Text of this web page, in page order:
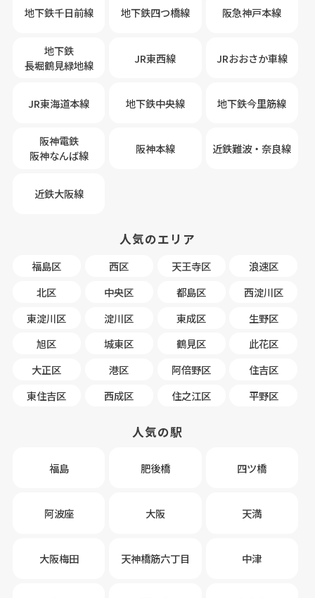
地下鉄千日前線 地下鉄四つ橋線 阪急神戸本線
地下鉄
長堀鶴見緑地線
JR東西線 JRおおさか車線
JR東海道本線 地下鉄中央線 地下鉄今里筋線
阪神電鉄
阪神なんば線
阪神本線 近鉄難波・奈良線
近鉄大阪線
人気のエリア
福島区 西区 天王寺区
浪速区
北区
中央区 都島区
西淀川区
東淀川区
淀川区 東成区
生野区
旭区
城東区 鶴見区
此花区
大正区
港区 阿倍野区
住吉区
東住吉区
西成区 住之江区 平野区
人気の駅
福島 肥後橋 四ツ橋
阿波座 大阪 天満
大阪梅田 天神橋筋六丁目 中津